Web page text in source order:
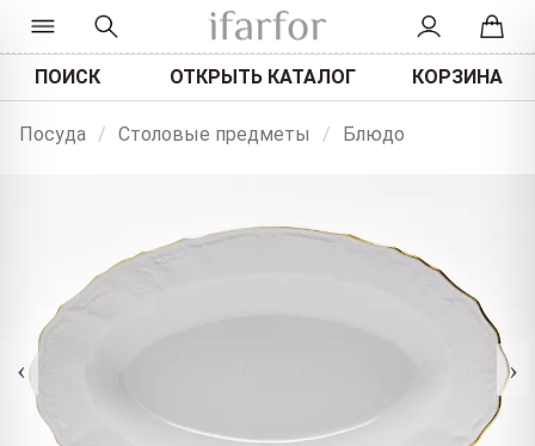
ПОИСК ОТКРЫТЬ КАТАЛОГ КОРЗИНА
Посуда / Столовые предметы / Блюдо
‹ ›